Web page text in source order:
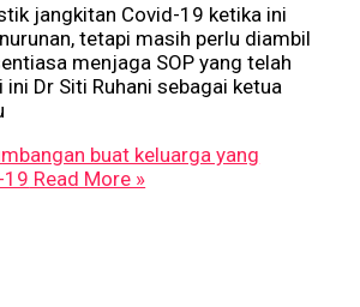
jangkitan Covid-19 ketika ini
tetapi masih perlu diambil
menjaga SOP yang telah
ini Dr Siti Ruhani sebagai ketua
buat keluarga yang
19 Read More »